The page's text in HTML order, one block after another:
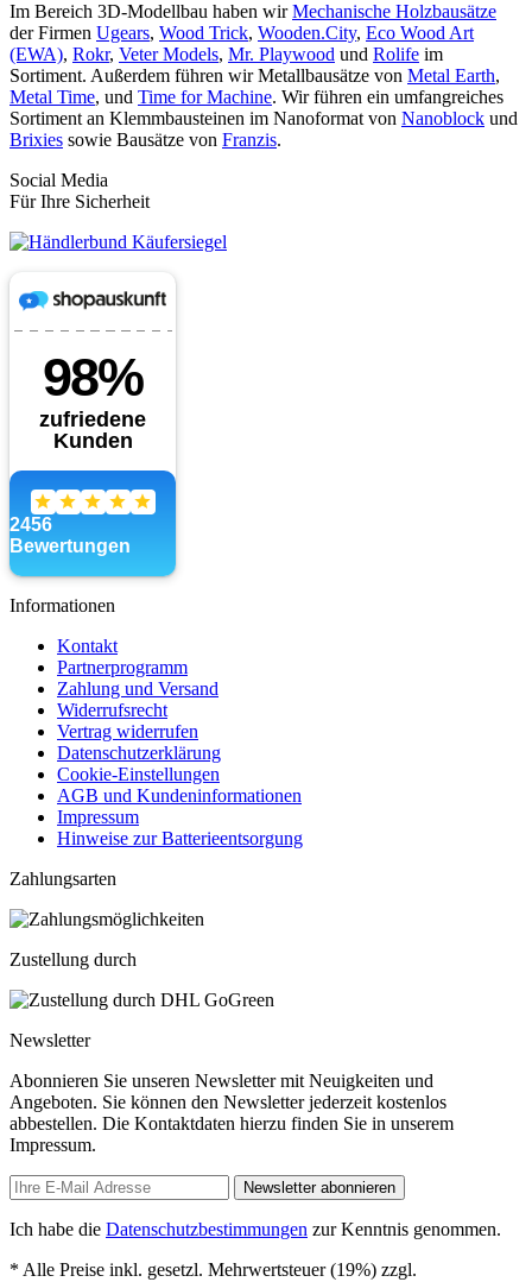
Im Bereich 3D-Modellbau haben wirMechanische Holzbausätze
der Firmen Ugears, Wood Trick, Wooden.City, Eco Wood Art
(EWA), Rokr, Veter Models, Mr. Playwood und Rolife im
Sortiment. Außerdem führen wir Metallbausätze von Metal Earth,
Metal Time, und Time for Machine. Wir führen ein umfangreiches
Sortiment an Klemmbausteinen im Nanoformat von Nanoblock und
Brixies sowie Bausätze von Franzis.
Social Media
Für Ihre Sicherheit
Informationen
Kontakt
Partnerprogramm
Zahlung und Versand
Widerrufsrecht
Vertrag widerrufen
Datenschutzerklärung
Cookie-Einstellungen
AGB und Kundeninformationen
Impressum
Hinweise zur Batterieentsorgung
Zahlungsarten
Zustellung durch
Newsletter
Abonnieren Sie unseren Newsletter mit Neuigkeiten und
Angeboten. Sie können den Newsletter jederzeit kostenlos
abbestellen. Die Kontaktdaten hierzu finden Sie in unserem
Impressum.
Newsletter abonnieren
Ich habe die Datenschutzbestimmungen zur Kenntnis genommen.
* Alle Preise inkl. gesetzl. Mehrwertsteuer (19%) zzgl.